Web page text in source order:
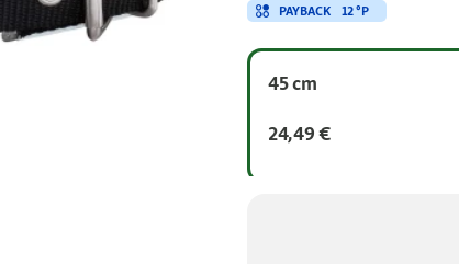
PAYBACK 12 °P
45 cm
24,49 €